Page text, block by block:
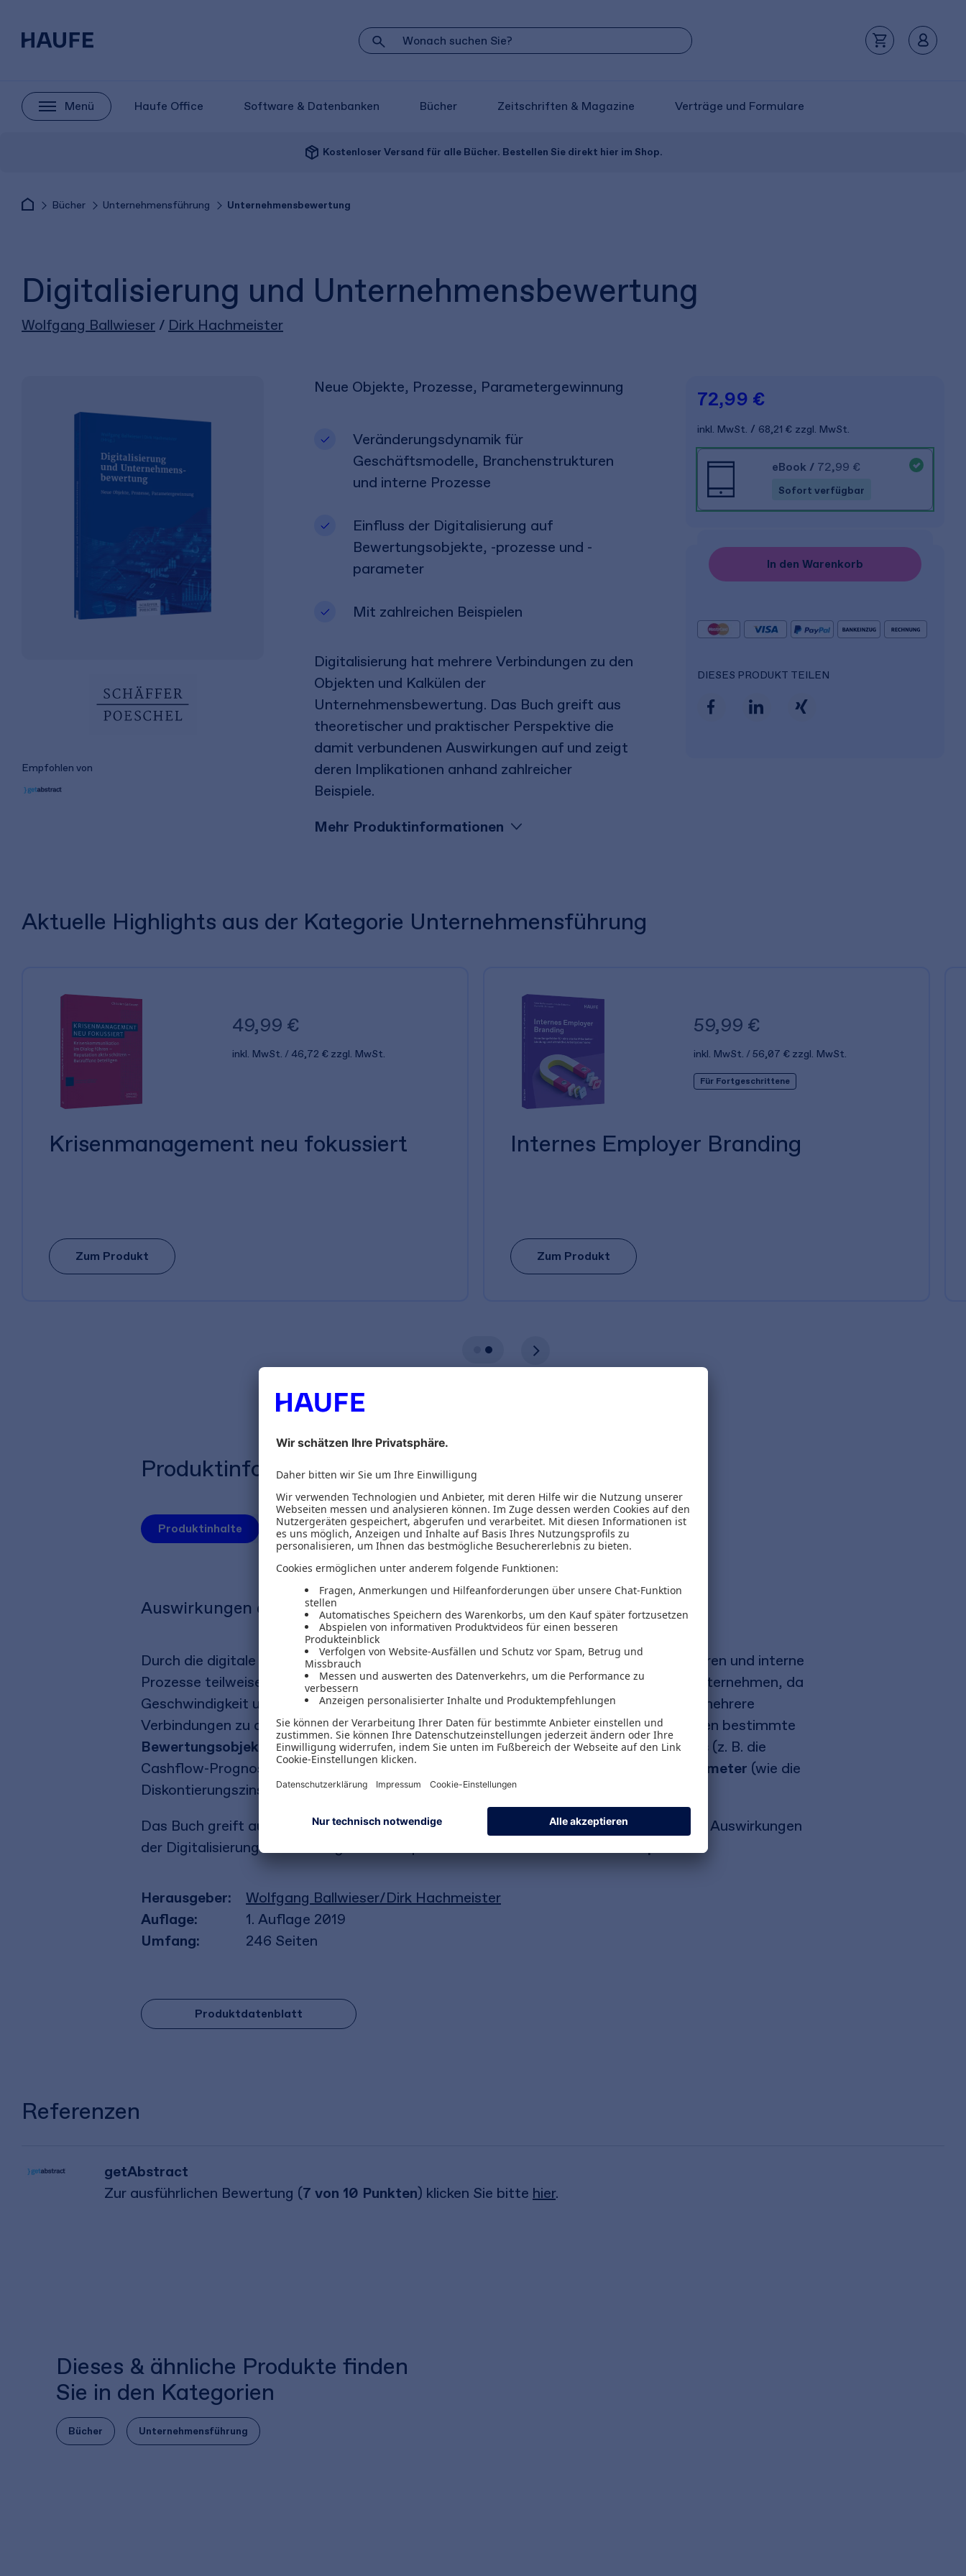
Menü Haufe Office Software & Datenbanken Bücher Zeitschriften & Magazine Verträge und Formulare
package_2 Kostenloser Versand für alle Bücher. Bestellen Sie direkt hier im Shop.
Bücher Unternehmensführung Unternehmensbewertung
Digitalisierung und Unternehmensbewertung
Wolfgang Ballwieser / Dirk Hachmeister
Empfohlen von
Neue Objekte, Prozesse, Parametergewinnung
Veränderungsdynamik für
Geschäftsmodelle, Branchenstrukturen
und interne Prozesse
Einfluss der Digitalisierung auf
Bewertungsobjekte, -prozesse und -
parameter
Mit zahlreichen Beispielen
Digitalisierung hat mehrere Verbindungen zu den
Objekten und Kalkülen der
Unternehmensbewertung. Das Buch greift aus
theoretischer und praktischer Perspektive die
damit verbundenen Auswirkungen auf und zeigt
deren Implikationen anhand zahlreicher
Beispiele.
Mehr Produktinformationen
72,99 €
inkl. MwSt. 68,21 € zzgl. MwSt.
eBook / 72,99 €
Sofort verfügbar
In den Warenkorb
DIESES PRODUKT TEILEN
Aktuelle Highlights aus der Kategorie Unternehmensführung
49,99 €
inkl. MwSt. 46,72 € zzgl. MwSt.
Krisenmanagement neu fokussiert
Zum Produkt
59,99 €
inkl. MwSt. 56,07 € zzgl. MwSt.
Für Fortgeschrittene
Internes Employer Branding
Zum Produkt
Produktinformationen
Produktinhalte Herausgeber Inhaltsverzeichnis
Auswirkungen der Digitalisierung
Durch die digitale Transformation verändern sich Geschäftsmodelle, Branchenstrukturen und interne
Prozesse teilweise massiv. Die Digitalisierung erzeugt hohenVeränderungsdruck
in Unternehmen, da
Geschwindigkeit und Grad der Vernetzung exponentiell ansteigen. Digitalisierung hat mehrere
Verbindungen zu den Objekten und Kalkülen der Unternehmensbewertung. Sie betreffen bestimmte
Bewertungsobjekte
(insbesondere die Plattform-Ökonomie), denBewertungsprozess (z. B. die
Cashflow-Prognose und Risikoanalyse) und die Gewinnung wichtiger
Bewertungsparameter (wie die
Diskontierungszinssätze).
Das Buch greift aus theoretischer und praktischer Perspektive die damit verbundenen Auswirkungen
der Digitalisierung auf und zeigt deren Implikationen anhand
Herausgeber:
Wolfgang Ballwieser/Dirk Hachmeister
Auflage:
1. Auflage 2019
Umfang:
246 Seiten
Produktdatenblatt
Referenzen
getAbstract
Zur ausführlichen Bewertung (7 von 10 Punkten) klicken Sie bitte hier.
Dieses & ähnliche Produkte finden
Sie in den Kategorien
Bücher Unternehmensführung